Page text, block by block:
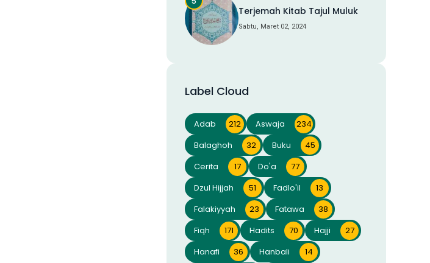
Terjemah Kitab Tajul Muluk
Sabtu, Maret 02, 2024
Label Cloud
Adab 212 Aswaja
234
Balaghoh
32 Buku
45
Cerita
17 Do'a
77
Dzul Hijjah
51 Fadlo'il
13
Falakiyyah
23 Fatawa
38
Fiqh
171 Hadits 70 Hajji
27
Hanafi
36 Hanbali
14